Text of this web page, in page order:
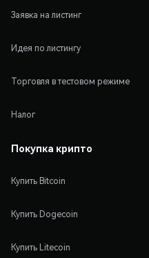
Заявка на листинг
Идея по листингу
Торговля в тестовом режиме
Налог
Покупка крипто
Купить Bitcoin
Купить Dogecoin
Купить Litecoin